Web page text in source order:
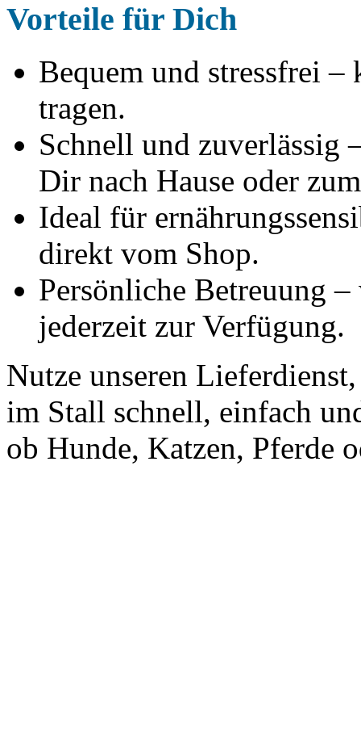
Vorteile für Dich
Bequem und stressfrei –
tragen.
Schnell und
Dir nach Hause oder
Ideal für
direkt vom Shop.
Persönliche Betreuung
jederzeit zur Verfügung.
Nutze unseren
im Stall schnell, einfach
ob Hunde, Katzen, Pferde